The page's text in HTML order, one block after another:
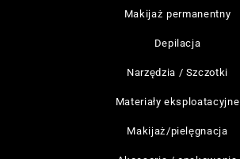
Makijaż permanentny
Depilacja
Narzędzia / Szczotki
Materiały eksploatacyjne
Makijaż/pielęgnacja